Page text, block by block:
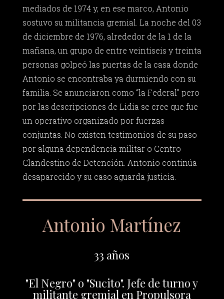
mediados de 1974 y, en ese marco, Antonio
sostuvo su militancia gremial. La noche del 03
de diciembre de 1976, alrededor de la 1 de la
mañana, un grupo de entre veintiseis y treinta
personas golpeó las puertas de la casa donde
Antonio se encontraba ya durmiendo con su
familia. Se anunciaron como “la Federal” pero
por las descripciones de Lidia se cree que fue
un operativo organizado por fuerzas
conjuntas. No existen testimonios de su paso
por alguna dependencia militar o Centro
Clandestino de Detención. Antonio continúa
desaparecido y su caso aguarda justicia.
Antonio Martínez
33 años
"El Negro" o "Sucito". Jefe de turno y
militante gremial en Propulsora